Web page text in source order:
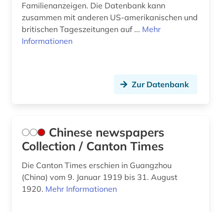
mathe (1)
medienberichte (1)
mode (1)
motorbootsport (1)
nachrichten (1)
Familienanzeigen. Die Datenbank kann
zusammen mit anderen US-amerikanischen und
britischen Tageszeitungen auf ... Mehr
Informationen
Zur Datenbank
Chinese newspapers
Collection / Canton Times
Die Canton Times erschien in Guangzhou
(China) vom 9. Januar 1919 bis 31. August
1920. Mehr Informationen